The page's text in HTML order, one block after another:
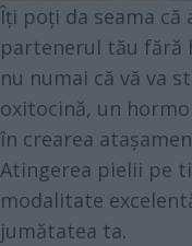
Îți poți da seama
partenerul tău fără
nu numai că vă va
oxitocină, un
în crearea
Atingerea pielii pe
modalitate
jumătatea ta.